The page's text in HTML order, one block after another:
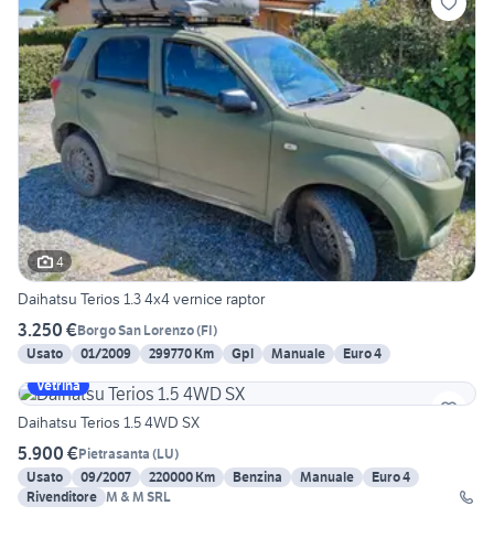
4
Daihatsu Terios 1.3 4x4 vernice raptor
3.250 €Borgo San Lorenzo(FI)
Usato
01/2009 299770 Km Gpl Manuale
Euro 4
Vetrina
Daihatsu Terios 1.5 4WD SX
5.900 €Pietrasanta (LU)
Usato
09/2007 220000 Km Benzina Manuale
Euro 4
Rivenditore M & M SRL